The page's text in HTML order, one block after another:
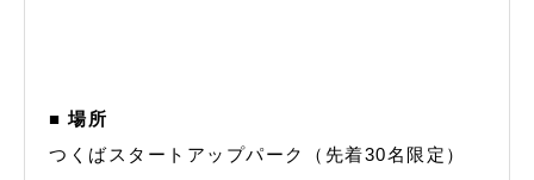
■ 場所
つくばスタートアップパーク（先着30名限定）